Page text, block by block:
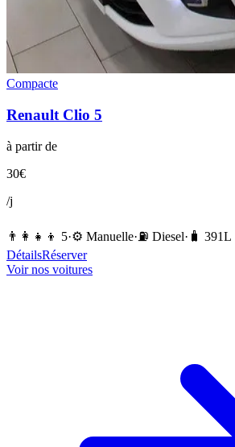
Compacte
Renault Clio 5
à partir de
30€
/j
👨‍👩‍👧‍👦 5·⚙️ Manuelle·⛽️ Diesel· 🧳 391L
DétailsRéserver
Voir nos voitures